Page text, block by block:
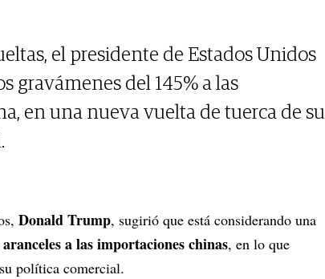
el presidente de Estados Unidos
gravámenes del 145% a las
en una nueva vuelta de tuerca de su
Donald Trump, sugirió que está considerando una
aranceles a las importaciones chinas, en lo que
política comercial.